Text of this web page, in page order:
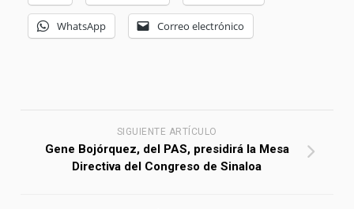
WhatsApp Correo electrónico
SIGUIENTE ARTÍCULO
Gene Bojórquez, del PAS, presidirá la Mesa
Directiva del Congreso de Sinaloa